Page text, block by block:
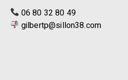
06 80 32 80 49
gilbertp@sillon38.com